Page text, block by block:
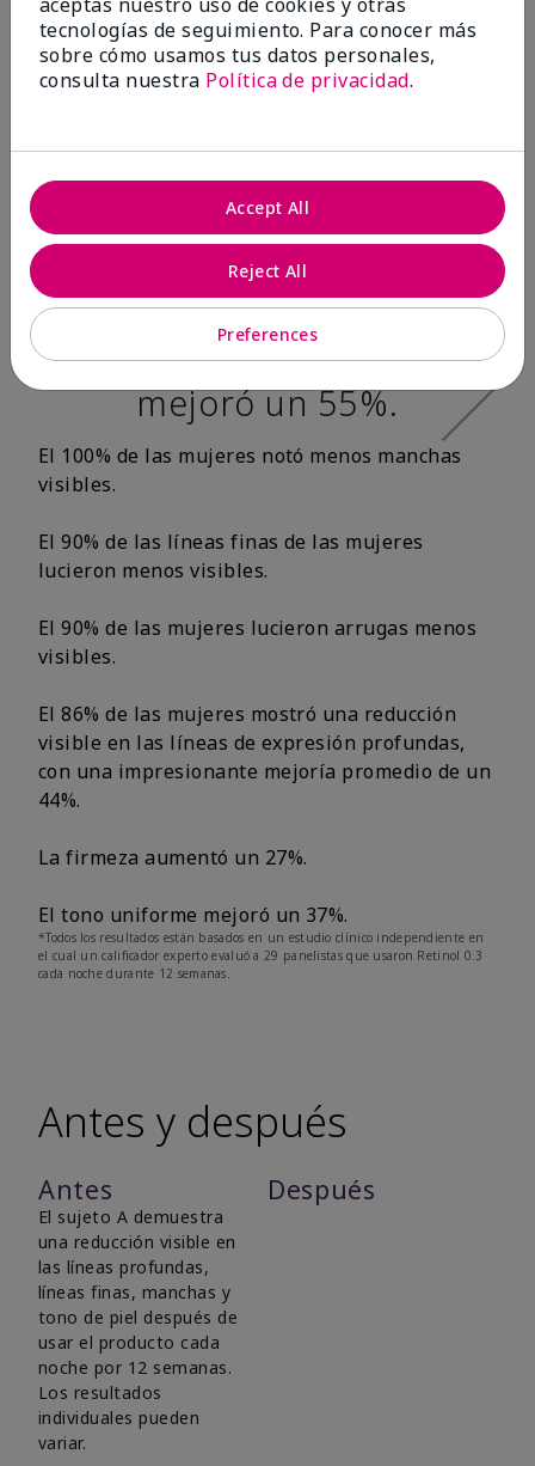
Después de 12
100% de las
mujeres tuvo una
apariencia más
tersa en la textura
de la piel y la
suavidad de la piel
mejoró un 55%.
El 100% de las mujeres notó menos manchas
visibles.
El 90% de las líneas finas de las mujeres
lucieron menos visibles.
El 90% de las mujeres lucieron arrugas menos
visibles.
El 86% de las mujeres mostró una reducción
visible en las líneas de expresión profundas,
con una impresionante mejoría promedio de un
44%.
La firmeza aumentó un 27%.
El tono uniforme mejoró un 37%.
*Todos los resultados están basados en un estudio clínico independiente en
el cual un calificador experto evaluó a 29 panelistas que usaron Retinol 0.3
cada noche durante 12 semanas.
Antes y después
Antes Después
El sujeto A demuestra
una reducción visible en
las líneas profundas,
líneas finas, manchas y
tono de piel después de
usar el producto cada
noche por 12 semanas.
Los resultados
individuales pueden
variar.
tecnologías de seguimiento. Para conocer más
sobre cómo usamos tus datos personales,
consulta nuestra Política de privacidad.
Preferences
Reject All
Accept All